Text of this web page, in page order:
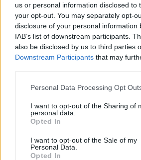
us or personal information disclosed to
your opt-out. You may separately opt-
disclosure of your personal information
IAB’s list of downstream participants.
also be disclosed by us to third parties
Downstream Participants that may
Personal Data Processing Opt
I want to opt-out of the Sharing of
personal data.
Opted In
I want to opt-out of the Sale of my
Personal Data.
Opted In
ΡΟΗ ΕΙΔΗΣΕΩΝ
Χρηματιστήριο: Πτώση κατά
εκατ. ευρώ ο τζίρος